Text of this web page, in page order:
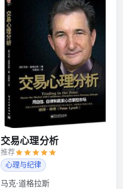
交易心理分析
推荐
心理与纪律
马克·道格拉斯